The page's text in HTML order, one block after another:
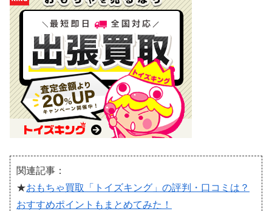
関連記事：
★おもちゃ買取「トイズキング」の評判・口コミは？
おすすめポイントもまとめてみた！